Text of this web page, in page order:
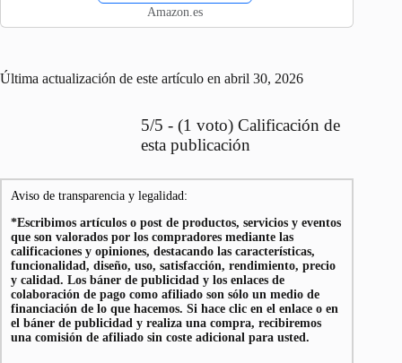
Amazon.es
Última actualización de este artículo en abril 30, 2026
5/5 - (1 voto) Calificación de
esta publicación
Aviso de transparencia y legalidad:
*Escribimos artículos o post de productos, servicios y eventos
que son valorados por los compradores mediante las
calificaciones y opiniones, destacando las características,
funcionalidad, diseño, uso, satisfacción, rendimiento, precio
y calidad. Los báner de publicidad y los enlaces de
colaboración de pago como afiliado son sólo un medio de
financiación de lo que hacemos. Si hace clic en el enlace o en
el báner de publicidad y realiza una compra, recibiremos
una comisión de afiliado sin coste adicional para usted.